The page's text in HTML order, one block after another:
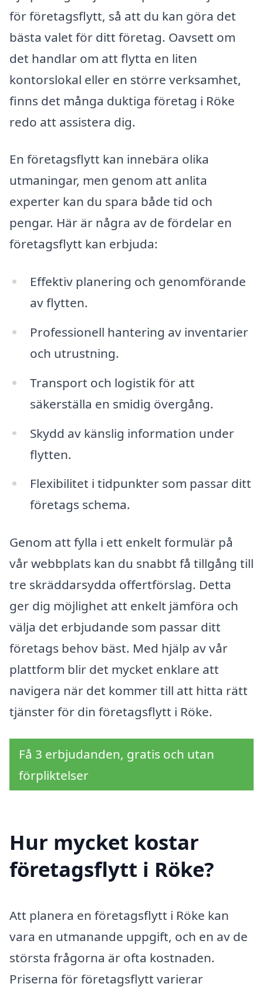
för företagsflytt, så att du kan göra det
bästa valet för ditt företag. Oavsett om
det handlar om att flytta en liten
kontorslokal eller en större verksamhet,
finns det många duktiga företag i Röke
redo att assistera dig.
En företagsflytt kan innebära olika
utmaningar, men genom att anlita
experter kan du spara både tid och
pengar. Här är några av de fördelar en
företagsflytt kan erbjuda:
Effektiv planering och genomförande
av flytten.
Professionell hantering av inventarier
och utrustning.
Transport och logistik för att
säkerställa en smidig övergång.
Skydd av känslig information under
flytten.
Flexibilitet i tidpunkter som passar ditt
företags schema.
Genom att fylla i ett enkelt formulär på
vår webbplats kan du snabbt få tillgång till
tre skräddarsydda offertförslag. Detta
ger dig möjlighet att enkelt jämföra och
välja det erbjudande som passar ditt
företags behov bäst. Med hjälp av vår
plattform blir det mycket enklare att
navigera när det kommer till att hitta rätt
tjänster för din företagsflytt i Röke.
Få 3 erbjudanden, gratis och utan
förpliktelser
Hur mycket kostar
företagsflytt i Röke?
Att planera en företagsflytt i Röke kan
vara en utmanande uppgift, och en av de
största frågorna är ofta kostnaden.
Priserna för företagsflytt varierar